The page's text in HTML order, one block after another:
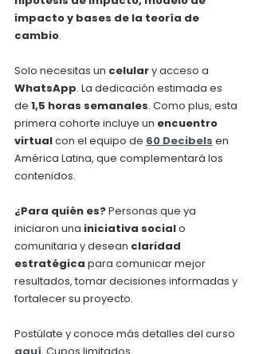
impacto y bases de la teoría de
cambio.
Solo necesitas un celular y acceso a
WhatsApp. La dedicación estimada es
de 1,5 horas semanales. Como plus, esta
primera cohorte incluye un encuentro
virtual con el equipo de 60 Decibels en
América Latina, que complementará los
contenidos.
¿Para quién es? Personas que ya
iniciaron una iniciativa social o
comunitaria y desean claridad
estratégica para comunicar mejor
resultados, tomar decisiones informadas y
fortalecer su proyecto.
Postúlate y conoce más detalles del curso